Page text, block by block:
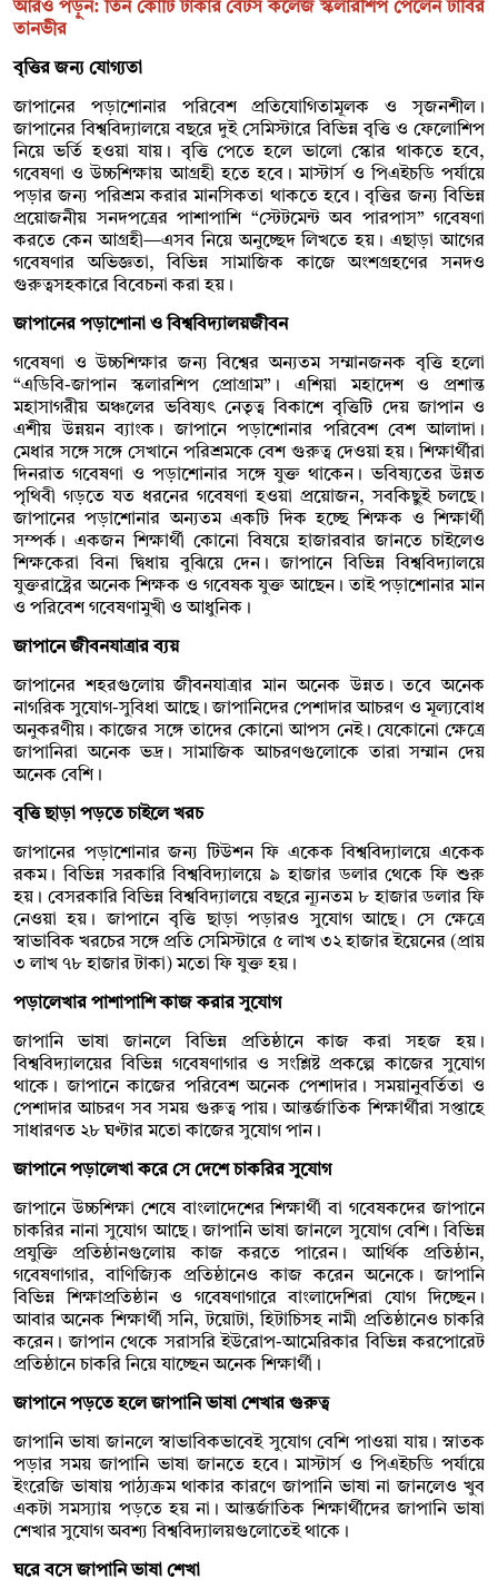
আরও পড়ুন: তিন কোটি টাকার বেটস কলেজ স্কলারশিপ পেলেন ঢাবির
তানভীর
বৃত্তির জন্য যোগ্যতা
জাপানের পড়াশোনার পরিবেশ প্রতিযোগিতামূলক ও সৃজনশীল।
জাপানের বিশ্ববিদ্যালয়ে বছরে দুই সেমিস্টারে বিভিন্ন বৃত্তি ও ফেলোশিপ
নিয়ে ভর্তি হওয়া যায়। বৃত্তি পেতে হলে ভালো স্কোর থাকতে হবে,
গবেষণা ও উচ্চশিক্ষায় আগ্রহী হতে হবে। মাস্টার্স ও পিএইচডি পর্যায়ে
পড়ার জন্য পরিশ্রম করার মানসিকতা থাকতে হবে। বৃত্তির জন্য বিভিন্ন
প্রয়োজনীয় সনদপত্রের পাশাপাশি “স্টেটমেন্ট অব পারপাস” গবেষণা
করতে কেন আগ্রহী—এসব নিয়ে অনুচ্ছেদ লিখতে হয়। এছাড়া আগের
গবেষণার অভিজ্ঞতা, বিভিন্ন সামাজিক কাজে অংশগ্রহণের সনদও
গুরুত্বসহকারে বিবেচনা করা হয়।
জাপানের পড়াশোনা ও বিশ্ববিদ্যালয়জীবন
গবেষণা ও উচ্চশিক্ষার জন্য বিশ্বের অন্যতম সম্মানজনক বৃত্তি হলো
“এডিবি-জাপান স্কলারশিপ প্রোগ্রাম”। এশিয়া মহাদেশ ও প্রশান্ত
মহাসাগরীয় অঞ্চলের ভবিষ্যৎ নেতৃত্ব বিকাশে বৃত্তিটি দেয় জাপান ও
এশীয় উন্নয়ন ব্যাংক। জাপানে পড়াশোনার পরিবেশ বেশ আলাদা।
মেধার সঙ্গে সঙ্গে সেখানে পরিশ্রমকে বেশ গুরুত্ব দেওয়া হয়। শিক্ষার্থীরা
দিনরাত গবেষণা ও পড়াশোনার সঙ্গে যুক্ত থাকেন। ভবিষ্যতের উন্নত
পৃথিবী গড়তে যত ধরনের গবেষণা হওয়া প্রয়োজন, সবকিছুই চলছে।
জাপানের পড়াশোনার অন্যতম একটি দিক হচ্ছে শিক্ষক ও শিক্ষার্থী
সম্পর্ক। একজন শিক্ষার্থী কোনো বিষয়ে হাজারবার জানতে চাইলেও
শিক্ষকেরা বিনা দ্বিধায় বুঝিয়ে দেন। জাপানে বিভিন্ন বিশ্ববিদ্যালয়ে
যুক্তরাষ্ট্রের অনেক শিক্ষক ও গবেষক যুক্ত আছেন। তাই পড়াশোনার মান
ও পরিবেশ গবেষণামুখী ও আধুনিক।
জাপানে জীবনযাত্রার ব্যয়
জাপানের শহরগুলোয় জীবনযাত্রার মান অনেক উন্নত। তবে অনেক
নাগরিক সুযোগ-সুবিধা আছে। জাপানিদের পেশাদার আচরণ ও মূল্যবোধ
অনুকরণীয়। কাজের সঙ্গে তাদের কোনো আপস নেই। যেকোনো ক্ষেত্রে
জাপানিরা অনেক ভদ্র। সামাজিক আচরণগুলোকে তারা সম্মান দেয়
অনেক বেশি।
বৃত্তি ছাড়া পড়তে চাইলে খরচ
জাপানের পড়াশোনার জন্য টিউশন ফি একেক বিশ্ববিদ্যালয়ে একেক
রকম। বিভিন্ন সরকারি বিশ্ববিদ্যালয়ে ৯ হাজার ডলার থেকে ফি শুরু
হয়। বেসরকারি বিভিন্ন বিশ্ববিদ্যালয়ে বছরে ন্যূনতম ৮ হাজার ডলার ফি
নেওয়া হয়। জাপানে বৃত্তি ছাড়া পড়ারও সুযোগ আছে। সে ক্ষেত্রে
স্বাভাবিক খরচের সঙ্গে প্রতি সেমিস্টারে ৫ লাখ ৩২ হাজার ইয়েনের (প্রায়
৩ লাখ ৭৮ হাজার টাকা) মতো ফি যুক্ত হয়।
পড়ালেখার পাশাপাশি কাজ করার সুযোগ
জাপানি ভাষা জানলে বিভিন্ন প্রতিষ্ঠানে কাজ করা সহজ হয়।
বিশ্ববিদ্যালয়ের বিভিন্ন গবেষণাগার ও সংশ্লিষ্ট প্রকল্পে কাজের সুযোগ
থাকে। জাপানে কাজের পরিবেশ অনেক পেশাদার। সময়ানুবর্তিতা ও
পেশাদার আচরণ সব সময় গুরুত্ব পায়। আন্তর্জাতিক শিক্ষার্থীরা সপ্তাহে
সাধারণত ২৮ ঘণ্টার মতো কাজের সুযোগ পান।
জাপানে পড়ালেখা করে সে দেশে চাকরির সুযোগ
জাপানে উচ্চশিক্ষা শেষে বাংলাদেশের শিক্ষার্থী বা গবেষকদের জাপানে
চাকরির নানা সুযোগ আছে। জাপানি ভাষা জানলে সুযোগ বেশি। বিভিন্ন
প্রযুক্তি প্রতিষ্ঠানগুলোয় কাজ করতে পারেন। আর্থিক প্রতিষ্ঠান,
গবেষণাগার, বাণিজ্যিক প্রতিষ্ঠানেও কাজ করেন অনেকে। জাপানি
বিভিন্ন শিক্ষাপ্রতিষ্ঠান ও গবেষণাগারে বাংলাদেশিরা যোগ দিচ্ছেন।
আবার অনেক শিক্ষার্থী সনি, টয়োটা, হিটাচিসহ নামী প্রতিষ্ঠানেও চাকরি
করেন। জাপান থেকে সরাসরি ইউরোপ-আমেরিকার বিভিন্ন করপোরেট
প্রতিষ্ঠানে চাকরি নিয়ে যাচ্ছেন অনেক শিক্ষার্থী।
জাপানে পড়তে হলে জাপানি ভাষা শেখার গুরুত্ব
জাপানি ভাষা জানলে স্বাভাবিকভাবেই সুযোগ বেশি পাওয়া যায়। স্নাতক
পড়ার সময় জাপানি ভাষা জানতে হবে। মাস্টার্স ও পিএইচডি পর্যায়ে
ইংরেজি ভাষায় পাঠ্যক্রম থাকার কারণে জাপানি ভাষা না জানলেও খুব
একটা সমস্যায় পড়তে হয় না। আন্তর্জাতিক শিক্ষার্থীদের জাপানি ভাষা
শেখার সুযোগ অবশ্য বিশ্ববিদ্যালয়গুলোতেই থাকে।
ঘরে বসে জাপানি ভাষা শেখা